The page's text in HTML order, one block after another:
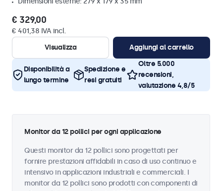
€ 329,00
€ 401,38 IVA incl.
Visualizza
Aggiungi al carrello
Disponibilità a
lungo termine
Spedizione e
resi gratuiti
Oltre 5.000
recensioni,
valutazione 4,8/5
Monitor da 12 pollici per ogni applicazione
Questi monitor da 12 pollici sono progettati per
fornire prestazioni affidabili in caso di uso continuo e
intensivo in applicazioni industriali e commerciali. I
monitor da 12 pollici sono prodotti con componenti di